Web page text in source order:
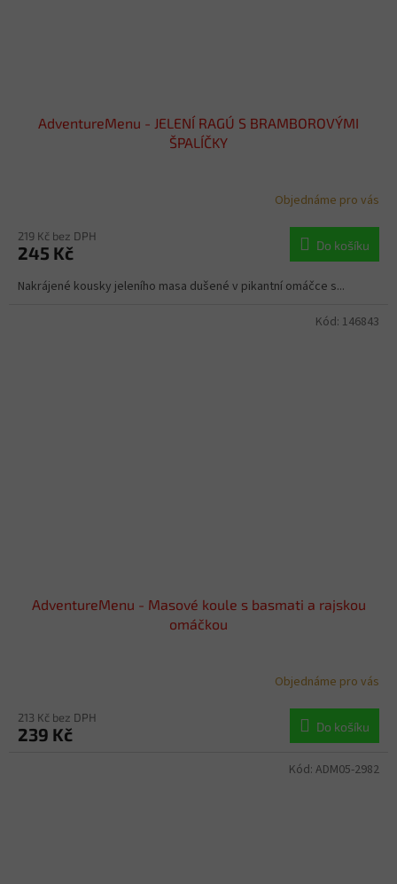
AdventureMenu - JELENÍ RAGÚ S BRAMBOROVÝMI
ŠPALÍČKY
Objednáme pro vás
219 Kč bez DPH
245 Kč Do košíku
Nakrájené kousky jeleního masa dušené v pikantní omáčce s...
AdventureMenu - Masové koule s basmati a rajskou
omáčkou
Objednáme pro vás
213 Kč bez DPH
239 Kč Do košíku
Kód: 146843
Kód: ADM05-2982